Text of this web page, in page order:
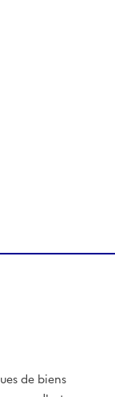
de biens